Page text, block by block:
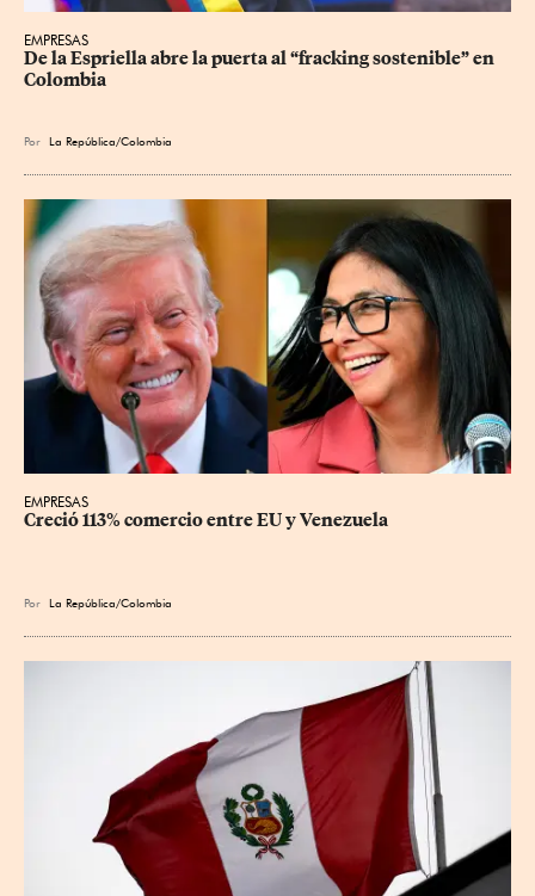
EMPRESAS
De la Espriella abre la puerta al “fracking sostenible” en
Colombia
Por La República/Colombia
EMPRESAS
Creció 113% comercio entre EU y Venezuela
Por La República/Colombia